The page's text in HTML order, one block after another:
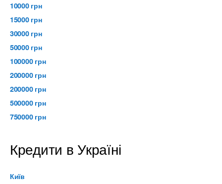
10000 грн
15000 грн
30000 грн
50000 грн
100000 грн
200000 грн
200000 грн
500000 грн
750000 грн
Кредити в Україні
Київ